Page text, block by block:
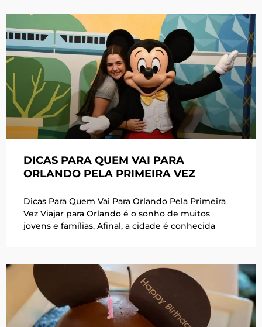
DICAS PARA QUEM VAI PARA
ORLANDO PELA PRIMEIRA VEZ
Dicas Para Quem Vai Para Orlando Pela Primeira
Vez Viajar para Orlando é o sonho de muitos
jovens e famílias. Afinal, a cidade é conhecida